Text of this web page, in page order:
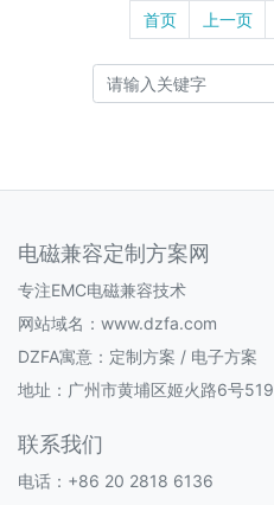
首页 上一页
电磁兼容定制方案网
专注EMC电磁兼容技术
网站域名：www.dzfa.com
DZFA寓意：定制方案 / 电子方案
地址：广州市黄埔区姬火路6号519
联系我们
电话：+86 20 2818 6136